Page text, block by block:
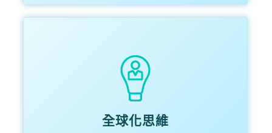
全球化思維